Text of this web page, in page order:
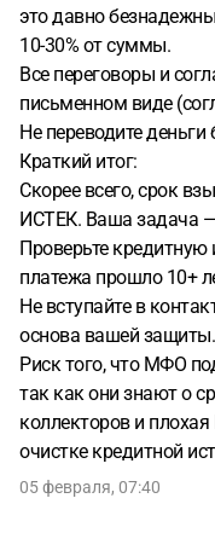
это давно
10-30% от суммы.
Все переговоры и
письменном виде
Не переводите
Краткий итог:
Скорее всего, срок
ИСТЕК. Ваша задача —
Проверьте кредитную
платежа прошло 10+
Не вступайте в
основа вашей защиты.
Риск того, что МФО
так как они знают о
коллекторов и
очистке кредитной
05 февраля, 07:40